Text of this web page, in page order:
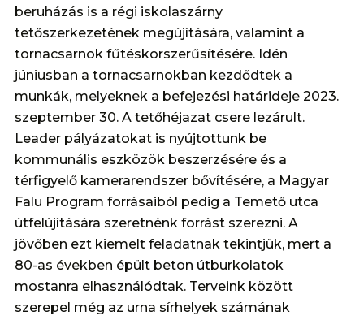
beruházás is a régi iskolaszárny
tetőszerkezetének megújítására, valamint a
tornacsarnok fűtéskorszerűsítésére. Idén
júniusban a tornacsarnokban kezdődtek a
munkák, melyeknek a befejezési határideje 2023.
szeptember 30. A tetőhéjazat csere lezárult.
Leader pályázatokat is nyújtottunk be
kommunális eszközök beszerzésére és a
térfigyelő kamerarendszer bővítésére, a Magyar
Falu Program forrásaiból pedig a Temető utca
útfelújítására szeretnénk forrást szerezni. A
jövőben ezt kiemelt feladatnak tekintjük, mert a
80-as években épült beton útburkolatok
mostanra elhasználódtak. Terveink között
szerepel még az urna sírhelyek számának